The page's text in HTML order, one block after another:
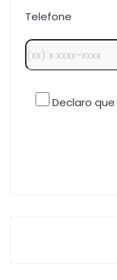
Telefone
Declaro